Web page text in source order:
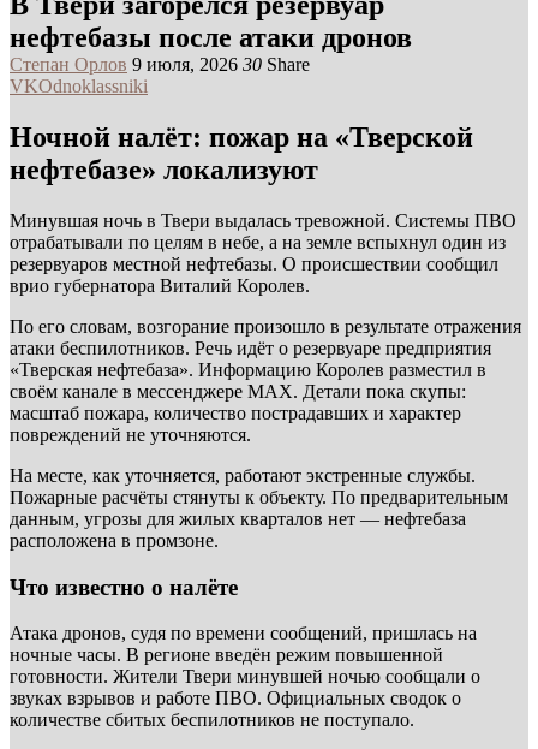
нефтебазы после атаки дронов
Степан Орлов 9 июля, 2026 30 Share
VKOdnoklassniki
Ночной налёт: пожар на «Тверской
нефтебазе» локализуют
Минувшая ночь в Твери выдалась тревожной. Системы ПВО
отрабатывали по целям в небе, а на земле вспыхнул один из
резервуаров местной нефтебазы. О происшествии сообщил
врио губернатора Виталий Королев.
По его словам, возгорание произошло в результате отражения
атаки беспилотников. Речь идёт о резервуаре предприятия
«Тверская нефтебаза». Информацию Королев разместил в
своём канале в мессенджере MAX. Детали пока скупы:
масштаб пожара, количество пострадавших и характер
повреждений не уточняются.
На месте, как уточняется, работают экстренные службы.
Пожарные расчёты стянуты к объекту. По предварительным
данным, угрозы для жилых кварталов нет — нефтебаза
расположена в промзоне.
Что известно о налёте
Атака дронов, судя по времени сообщений, пришлась на
ночные часы. В регионе введён режим повышенной
готовности. Жители Твери минувшей ночью сообщали о
звуках взрывов и работе ПВО. Официальных сводок о
количестве сбитых беспилотников не поступало.